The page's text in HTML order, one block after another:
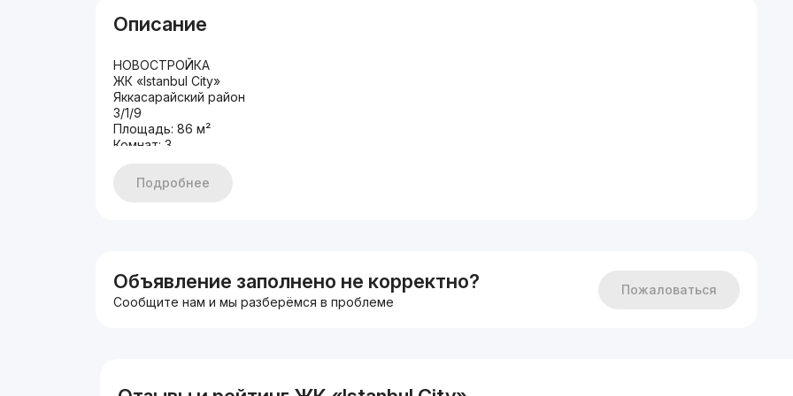
Описание
НОВОСТРОЙКА
ЖК «Istanbul City»
Яккасарайский район
3/1/9
Площадь: 86 м²
Комнат: 3
Состояние: евро ремонт
С мебелью и техникой
Подробнее
Объявление заполнено не корректно?
Сообщите нам и мы разберёмся в проблеме
Пожаловаться